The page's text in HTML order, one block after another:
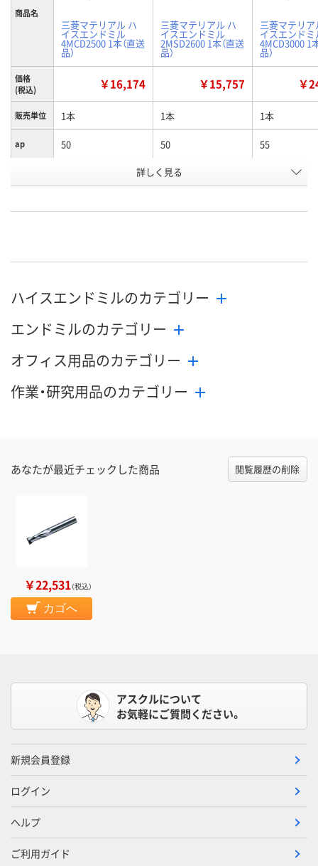
商品名
三菱マテリアル ハ
イスエンドミル
4MCD2500 1本（直送
品）
三菱マテリアル ハ
イスエンドミル
2MSD2600 1本（直送
品）
三菱マテリア
イスエンドミ
4MCD3000 1
品）
価格
(税込)
￥16,174 ￥15,757 ￥
販売単位 1本 1本 1本
ap 50 50 55
25
在庫 直送品 直送品 直送品
お届け日 8月24日（月）まで 8月24日（月）まで
数量
カゴへ
数量
カゴへ
詳しく見る
ハイスエンドミルのカテゴリー
エンドミルのカテゴリー
オフィス用品のカテゴリー
作業・研究用品のカテゴリー
あなたが最近チェックした商品 閲覧履歴の削除
￥22,531（税込）
カゴへ
アスクルについて
お気軽にご質問ください。
新規会員登録
ログイン
ヘルプ
ご利用ガイド